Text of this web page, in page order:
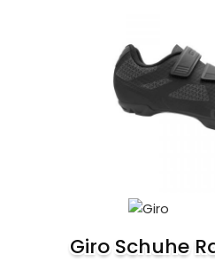
Giro Schuhe